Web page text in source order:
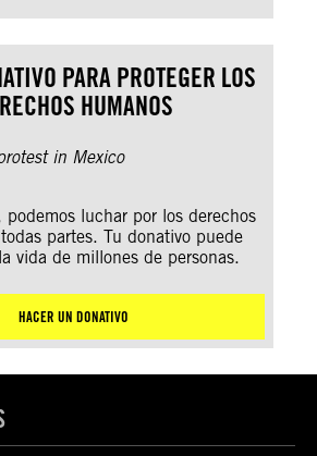
PARA PROTEGER LOS
HUMANOS
podemos luchar por los derechos
partes. Tu donativo puede
vida de millones de personas.
HACER UN DONATIVO